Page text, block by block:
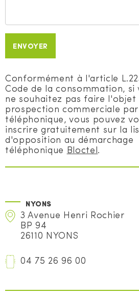
ENVOYER
Conformément à l'article
Code de la consommation, si
ne souhaitez pas faire l'objet
prospection commerciale
téléphonique, vous pouvez
inscrire gratuitement sur la
d'opposition au démarchage
téléphonique Bloctel.
NYONS
3 Avenue Henri Rochier
BP 94
26110 NYONS
04 75 26 96 00